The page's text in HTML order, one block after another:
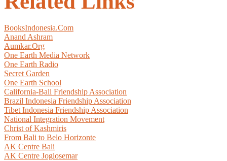
BooksIndonesia.Com
Anand Ashram
Aumkar.Org
One Earth Media Network
One Earth Radio
Secret Garden
One Earth School
California-Bali Friendship Association
Brazil Indonesia Friendship Association
Tibet Indonesia Friendship Association
National Integration Movement
Christ of Kashmiris
From Bali to Belo Horizonte
AK Centre Bali
AK Centre Joglosemar